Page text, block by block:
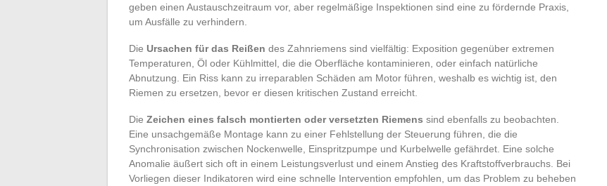
geben einen Austauschzeitraum vor, aber regelmäßige Inspektionen sind eine zu fördernde Praxis,
um Ausfälle zu verhindern.
Die Ursachen für das Reißen des Zahnriemens sind vielfältig: Exposition gegenüber extremen
Temperaturen, Öl oder Kühlmittel, die die Oberfläche kontaminieren, oder einfach natürliche
Abnutzung. Ein Riss kann zu irreparablen Schäden am Motor führen, weshalb es wichtig ist, den
Riemen zu ersetzen, bevor er diesen kritischen Zustand erreicht.
Die Zeichen eines falsch montierten oder versetzten Riemens sind ebenfalls zu beobachten.
Eine unsachgemäße Montage kann zu einer Fehlstellung der Steuerung führen, die die
Synchronisation zwischen Nockenwelle, Einspritzpumpe und Kurbelwelle gefährdet. Eine solche
Anomalie äußert sich oft in einem Leistungsverlust und einem Anstieg des Kraftstoffverbrauchs. Bei
Vorliegen dieser Indikatoren wird eine schnelle Intervention empfohlen, um das Problem zu beheben